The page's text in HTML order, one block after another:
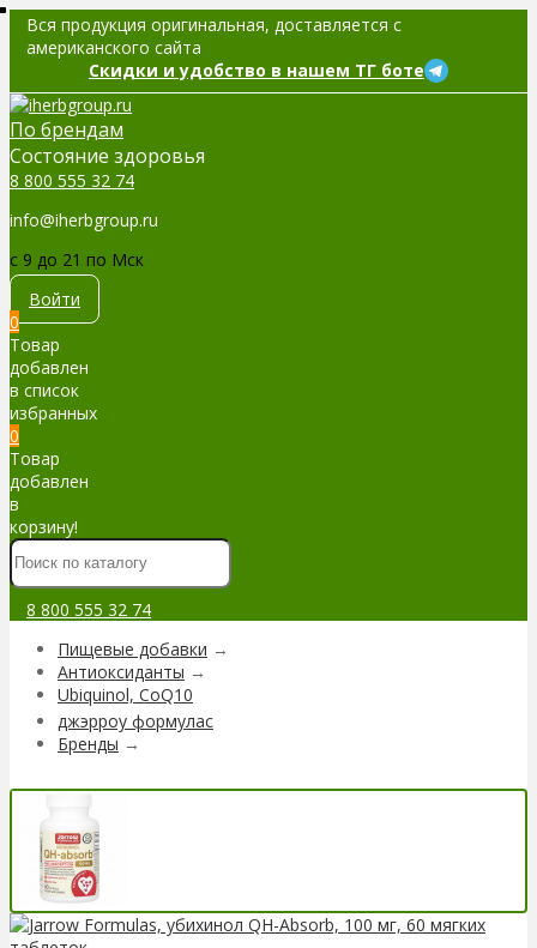
Вся продукция оригинальная, доставляется с
американского сайта
Скидки и удобство в нашем ТГ боте
По брендам
Cостояние здоровья
8 800 555 32 74
info@iherbgroup.ru
c 9 до 21 по Мск
Войти
0
Товар
добавлен
в список
избранных
0
Товар
добавлен
в
корзину!
8 800 555 32 74
Пищевые добавки →
Антиоксиданты →
Ubiquinol, CoQ10
джэрроу формулас
Бренды →